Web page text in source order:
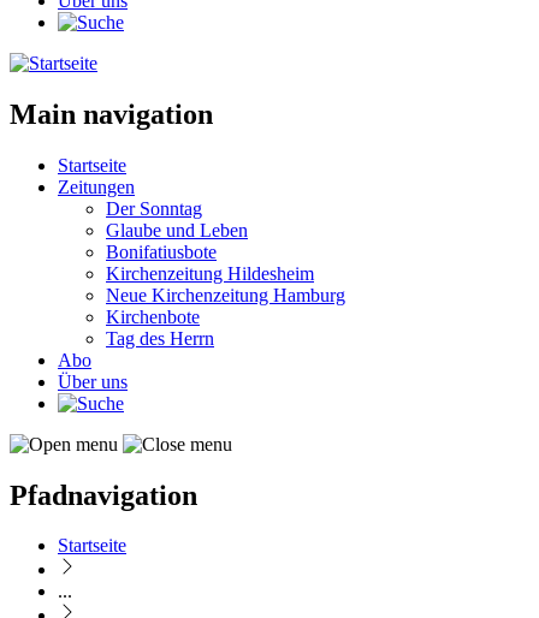
Main navigation
Startseite
Zeitungen
Der Sonntag
Glaube und Leben
Bonifatiusbote
Kirchenzeitung Hildesheim
Neue Kirchenzeitung Hamburg
Kirchenbote
Tag des Herrn
Abo
Über uns
Pfadnavigation
Startseite
...